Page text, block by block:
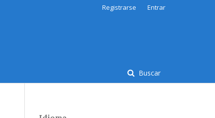
Buscar
Registrarse Entrar